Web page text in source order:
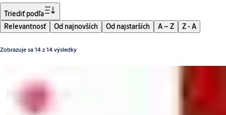
Triediť podľa
Relevantnosť
Od najnovších Od najstarších A – Z Z - A
Zobrazuje sa 14 z 14 výsledky